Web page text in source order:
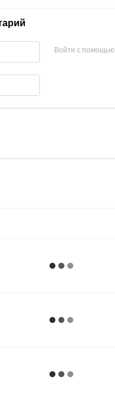
Войти с помощью